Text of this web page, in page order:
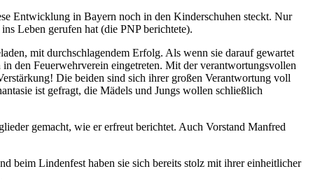
Entwicklung in Bayern noch in den Kinderschuhen steckt. Nur
Leben gerufen hat (die PNP berichtete).
mit durchschlagendem Erfolg. Als wenn sie darauf gewartet
den Feuerwehrverein eingetreten. Mit der verantwortungsvollen
Die beiden sind sich ihrer großen Verantwortung voll
ist gefragt, die Mädels und Jungs wollen schließlich
gemacht, wie er erfreut berichtet. Auch Vorstand Manfred
beim Lindenfest haben sie sich bereits stolz mit ihrer einheitlicher